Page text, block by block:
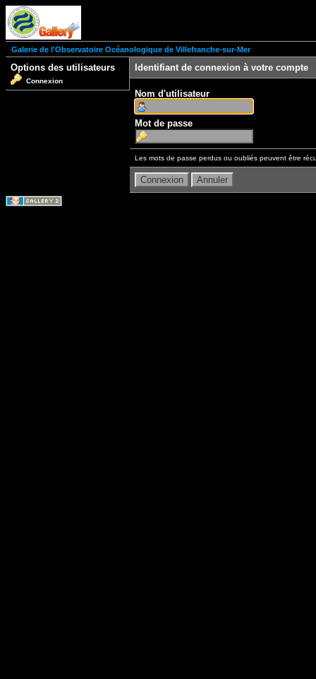
Galerie de l'Observatoire Océanologique de Villefranche-sur-Mer
Options des utilisateurs
Connexion
Identifiant de connexion à votre compte
Nom d'utilisateur
Mot de passe
Les mots de passe perdus ou oubliés peuvent être